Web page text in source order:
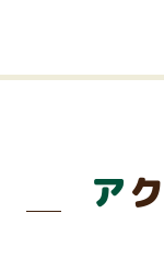
アクセスランキン